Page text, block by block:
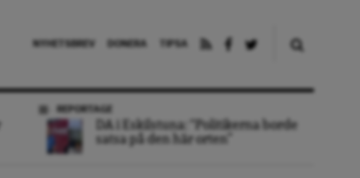
NYHETSBREV DONERA TIPSA
REPORTAGE
DA i Eskilstuna: “Politikerna borde
satsa på den här orten”